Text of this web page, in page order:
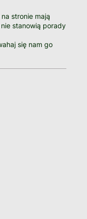
stronie mają
stanowią porady
się nam go